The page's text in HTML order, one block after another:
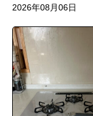
2026年08月06日